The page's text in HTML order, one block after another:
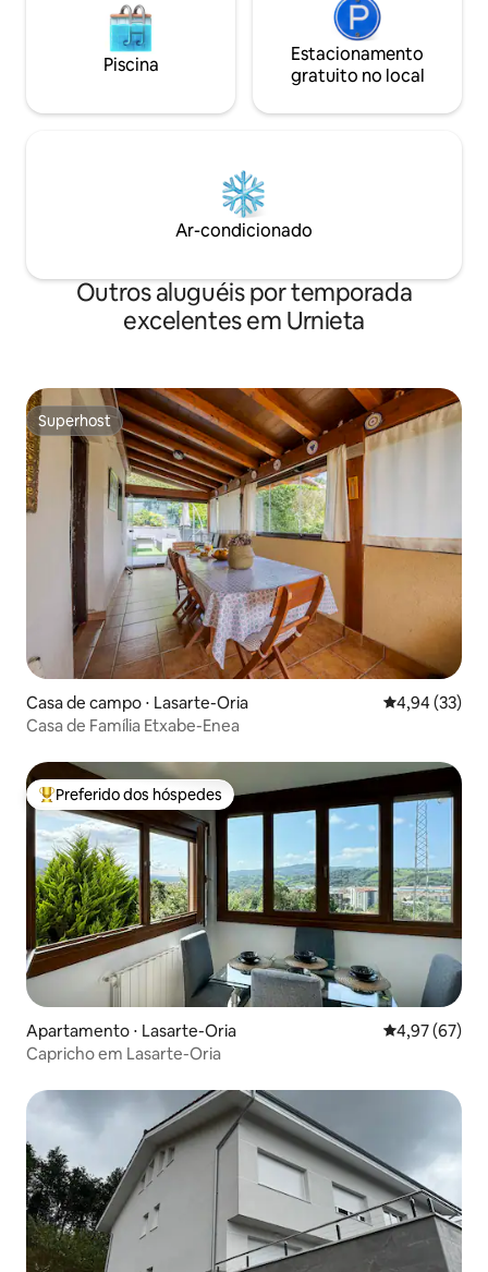
supermercado así como reservas para
restaurantes, paseos o visitas. Limpieza
diaria opcional, compra a demanda antes
de la llegada, reservas en restaurantes
restaurantes, rutas por el Pais Vasco y
privado, visitas privadas con guia a
museos, visitas privadas a bares de
pintxos, encuentros con artistas y chefs
locales, visitas a la ciudad, salidas al mar
Piscina
Estacionamento
gratuito no local
Ar-condicionado
Outros aluguéis por temporada
excelentes em Urnieta
Superhost
Superhost
Casa de campo ⋅ Lasarte-Oria 4,94 de uma
4,94 (33)
Casa de Família Etxabe-Enea
Entre os melhores preferidos dos hóspedes
Preferido dos hóspedes
Apartamento ⋅ Lasarte-Oria 4,97 de uma
4,97 (67)
Capricho em Lasarte-Oria